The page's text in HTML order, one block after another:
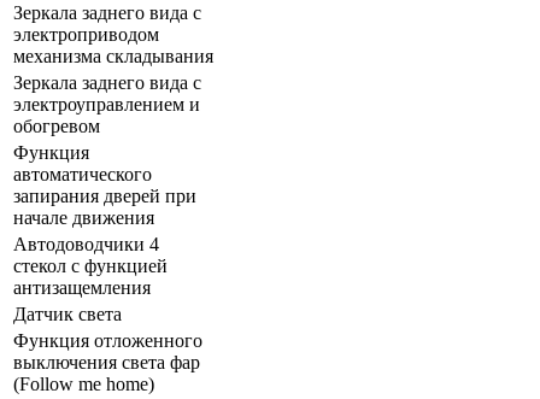
Зеркала заднего вида с
электроприводом
механизма складывания
Зеркала заднего вида с
электроуправлением и
обогревом
Функция
автоматического
запирания дверей при
начале движения
Автодоводчики 4
стекол с функцией
антизащемления
Датчик света
Функция отложенного
выключения света фар
(Follow me home)